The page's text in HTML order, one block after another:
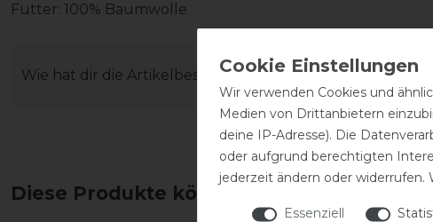
Futter: 100% Baumwolle
Wie hat dir die Artikelbeschreibung gefallen?
Diese Produkte könnten dich auch
Wir verwenden Cookies und
Medien von Drittanbietern
deine IP-Adresse). Die
oder aufgrund berechtigten
jederzeit ändern oder
Essenziell